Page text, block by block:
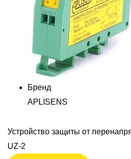
Бренд
APLISENS
Устройство защиты от
UZ-2